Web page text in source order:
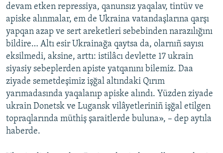
devam etken repressiya, qanunsız yaqalav, tintüv ve
apiske alınmalar, em de Ukraina vatandaşlarına qarşı
yapqan azap ve sert areketleri sebebinden narazılığını
bildire… Altı esir Ukrainağa qaytsa da, olarnıñ sayısı
eksilmedi, aksine, arttı: istilâcı devlette 17 ukrain
siyasiy sebeplerden apiste yatqanını bilemiz. Daa
ziyade semetdeşimiz işğal altındaki Qırım
yarımadasında yaqalanıp apiske alındı. Yüzden ziyade
ukrain Donetsk ve Lugansk vilâyetleriniñ işğal etilgen
topraqlarında müthiş şaraitlerde buluna», – dep aytıla
haberde.